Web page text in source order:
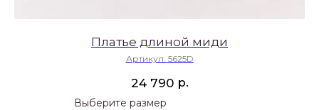
Платье длиной миди
Артикул: 5625D
24 790 р.
Выберите размер